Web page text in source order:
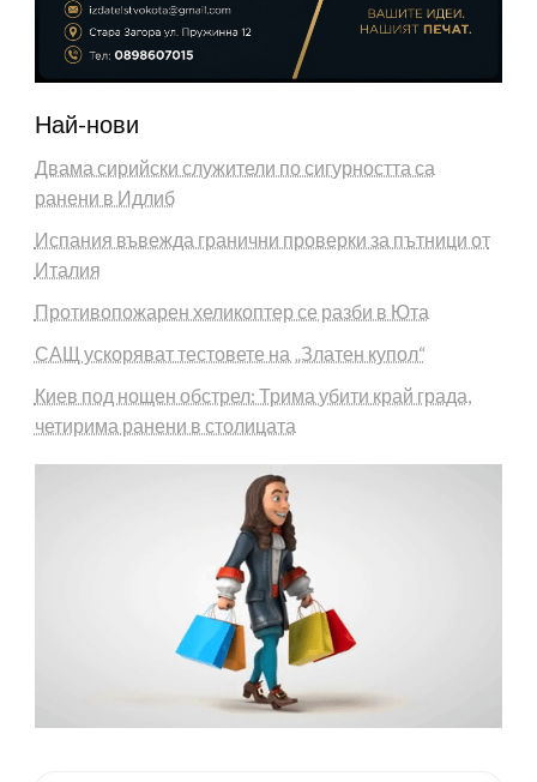
Най-нови
Двама сирийски служители по сигурността са
ранени в Идлиб
Испания въвежда гранични проверки за пътници от
Италия
Противопожарен хеликоптер се разби в Юта
САЩ ускоряват тестовете на „Златен купол“
Киев под нощен обстрел: Трима убити край града,
четирима ранени в столицата